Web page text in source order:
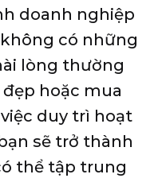
doanh nghiệp
có những
lòng thường
hoặc mua
duy trì hoạt
sẽ trở thành
thể tập trung